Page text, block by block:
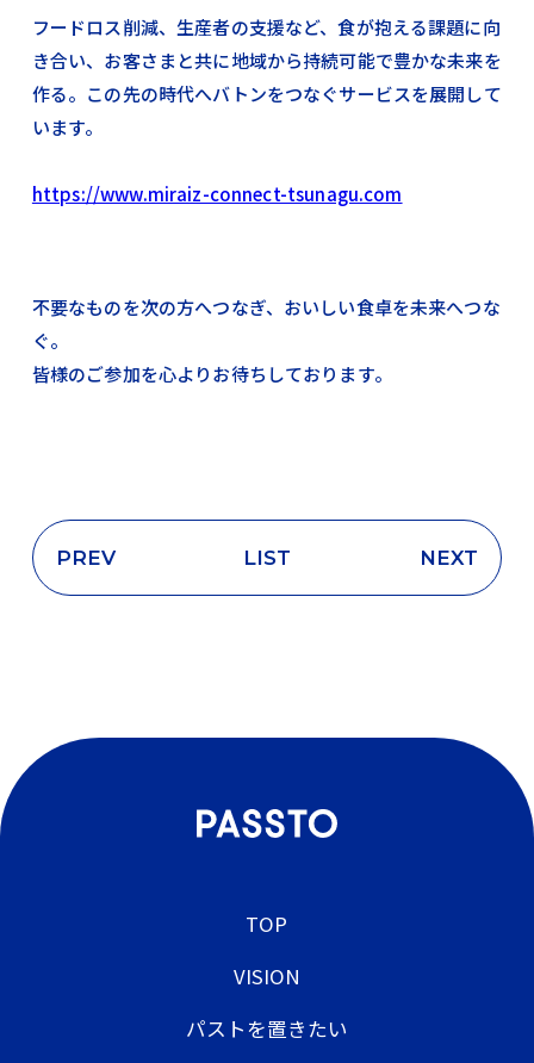
フードロス削減、生産者の支援など、食が抱える課題に向
き合い、お客さまと共に地域から持続可能で豊かな未来を
作る。この先の時代へバトンをつなぐサービスを展開して
います。
https://www.miraiz-connect-tsunagu.com
不要なものを次の方へつなぎ、おいしい食卓を未来へつな
ぐ。
皆様のご参加を心よりお待ちしております。
PREV LIST NEXT
TOP
VISION
パストを置きたい